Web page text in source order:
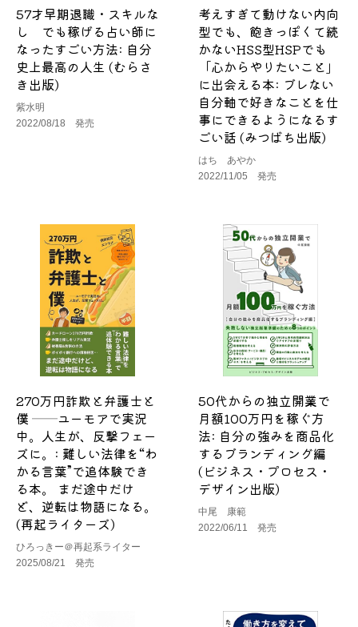
57才早期退職・スキルな
し でも稼げる占い師に
なったすごい方法: 自分
史上最高の人生 (むらさ
き出版)
紫水明
2022/08/18 発売
考えすぎて動けない内向
型でも、飽きっぽくて続
かないHSS型HSPでも
「心からやりたいこと」
に出会える本: ブレない
自分軸で好きなことを仕
事にできるようになるす
ごい話 (みつばち出版)
はち あやか
2022/11/05 発売
270万円詐欺と弁護士と
僕 ──ユーモアで実況
中。人生が、反撃フェー
ズに。: 難しい法律を“わ
かる言葉”で追体験でき
る本。 まだ途中だけ
ど、逆転は物語になる。
(再起ライターズ)
ひろっきー＠再起系ライター
2025/08/21 発売
50代からの独立開業で
月額100万円を稼ぐ方
法: 自分の強みを商品化
するブランディング編
(ビジネス・プロセス・
デザイン出版)
中尾 康範
2022/06/11 発売